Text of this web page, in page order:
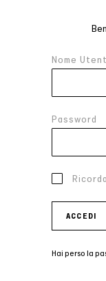
Nome
Password
ACCEDI
Hai perso la